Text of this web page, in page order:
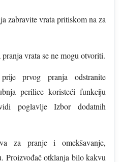
zabravite vrata pritiskom na za
vrata se ne mogu otvoriti.
prvog pranja odstranite
perilice koristeći funkciju
poglavlje Izbor dodatnih
za pranje i omekšavanje,
Proizvođač otklanja bilo kakvu